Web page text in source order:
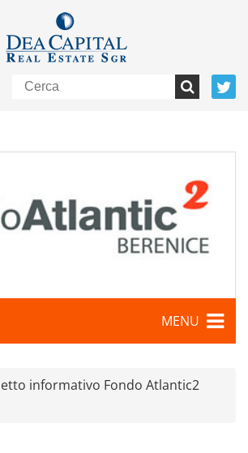
MENU
informativo Fondo Atlantic2